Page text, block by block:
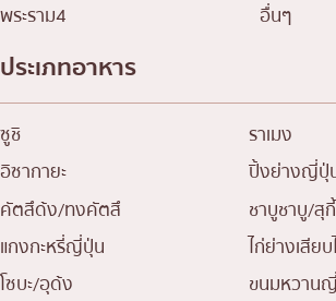
พระราม4
อื่นๆ
ประเภทอาหาร
ซูชิ
ราเมง
อิซากายะ
ปิ้งย่างญี่ปุ่
คัตสึด้ง/ทงคัตสึ
ชาบูชาบู/สุ
แกงกะหรี่ญี่ปุ่น
ไก่ย่างเสีย
โซบะ/อุด้ง
ขนมหวาน